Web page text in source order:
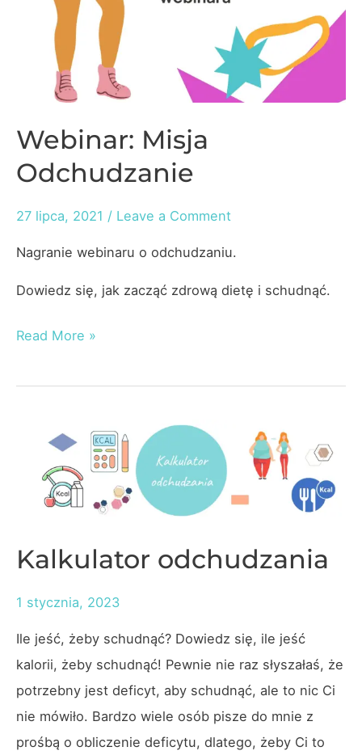
Webinar: Misja
Odchudzanie
27 lipca, 2021 / Leave a Comment
Nagranie webinaru o odchudzaniu.
Dowiedz się, jak zacząć zdrową dietę i schudnąć.
Webinar:
Odchudzanie
Read More »
Kalkulator odchudzania
1 stycznia, 2023
Ile jeść, żeby schudnąć? Dowiedz się, ile jeść
kalorii, żeby schudnąć! Pewnie nie raz słyszałaś, że
potrzebny jest deficyt, aby schudnąć, ale to nic Ci
nie mówiło. Bardzo wiele osób pisze do mnie z
prośbą o obliczenie deficytu, dlatego, żeby Ci to